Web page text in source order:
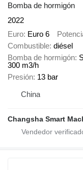
Bomba de hormigón
2022
Euro Euro 6
Combustible diésel
Bomba de hormigón
300 m3/h
Presión 13 bar
China
Changsha Smart